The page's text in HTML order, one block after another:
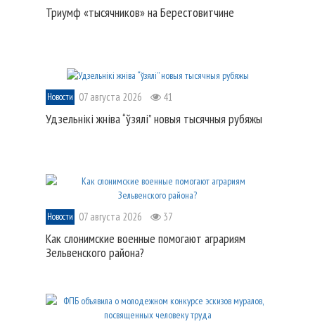
Триумф «тысячников» на Берестовитчине
Новости 07 августа 2026 41
Удзельнікі жніва “ўзялі” новыя тысячныя рубяжы
Новости 07 августа 2026 37
Как слонимские военные помогают аграриям
Зельвенского района?